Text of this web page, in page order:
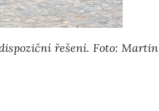
řešení. Foto: Martin